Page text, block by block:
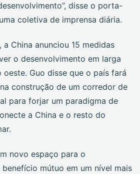
disse o porta-
coletiva de imprensa diária.
a China anunciou 15 medidas
o desenvolvimento em larga
oeste. Guo disse que o país fará
construção de um corredor de
para forjar um paradigma de
a China e o resto do
novo espaço para o
mútuo em um nível mais